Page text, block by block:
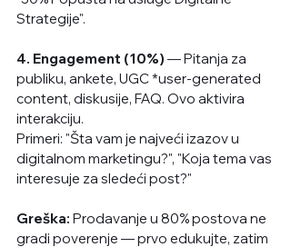
Strategije".
4. Engagement (10%) — Pitanja za
publiku, ankete, UGC *user-generated
content, diskusije, FAQ. Ovo aktivira
interakciju.
Primeri: "Šta vam je najveći izazov u
digitalnom marketingu?", "Koja tema vas
interesuje za sledeći post?"
Greška: Prodavanje u 80% postova ne
gradi poverenje — prvo edukujte, zatim